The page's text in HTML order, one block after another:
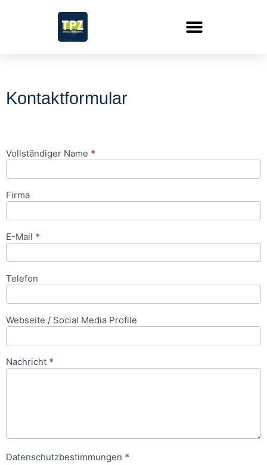
Kontaktformular
Google
Vollständiger Name *
Firma
E-Mail *
Telefon
Webseite / Social Media Profile
Nachricht *
Datenschutzbestimmungen *